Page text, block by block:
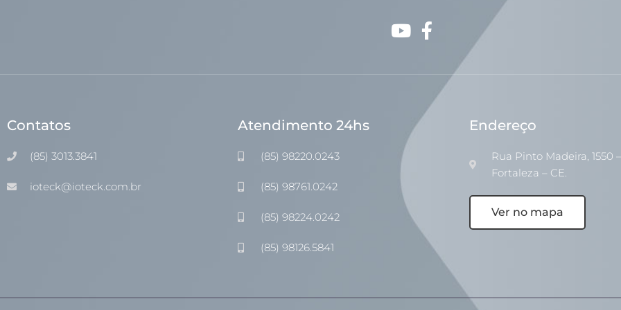
Contatos
(85) 3013.3841
ioteck@ioteck.com.br
Atendimento 24hs
(85) 98220.0243
(85) 98761.0242
(85) 98224.0242
(85) 98126.5841
Endereço
Rua Pinto Madeira, 1550
Fortaleza – CE.
Ver no mapa